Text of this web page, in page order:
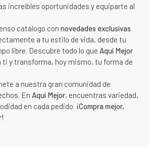
increíbles oportunidades y equiparte al
catálogo con novedades exclusivas
a tu estilo de vida, desde tu
libre. Descubre todo lo que Aquí Mejor
ti y transforma, hoy mismo, tu forma de
a nuestra gran comunidad de
En Aquí Mejor, encuentras variedad,
en cada pedido. ¡Compra mejor,